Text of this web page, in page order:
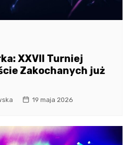
XXVII Turniej
Zakochanych już
19 maja 2026